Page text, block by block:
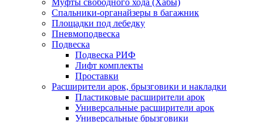
Муфты свободного хода (Хабы)
Спальники-органайзеры в багажник
Площадки под лебедку
Пневмоподвеска
Подвеска
Подвеска РИФ
Лифт комплекты
Проставки
Расширители арок, брызговики и накладки
Пластиковые расширители арок
Универсальные расширители арок
Универсальные брызговики